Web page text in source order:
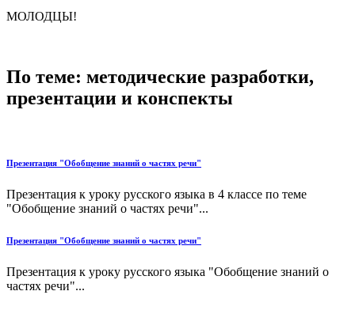
МОЛОДЦЫ!
По теме: методические разработки,
презентации и конспекты
Презентация "Обобщение знаний о частях речи"
Презентация к уроку русского языка в 4 классе по теме
"Обобщение знаний о частях речи"...
Презентация "Обобщение знаний о частях речи"
Презентация к уроку русского языка "Обобщение знаний о
частях речи"...